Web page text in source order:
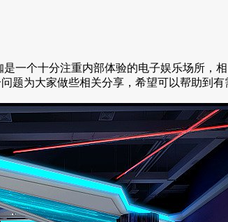
个十分注重内部体验的电子娱乐场所，
题为大家做些相关分享，希望可以帮助到有